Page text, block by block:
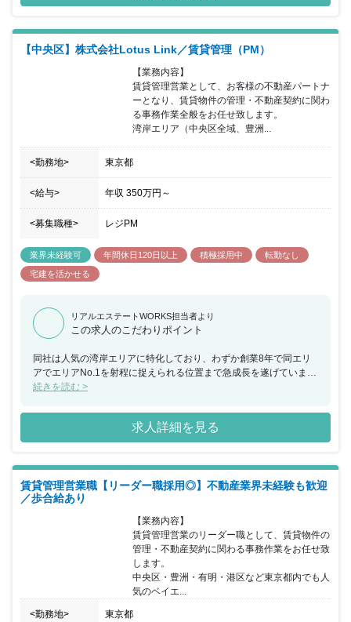
採用し、賃貸物件のオーナー様や入居者様へ満足度の高いサービス
考えております。また、給与面や休暇、充実の福利厚生など働きや
すい環境も整っており、転職による環境改善やキャリアアップを目
【中央区】株式会社Lotus Link／賃貸管理（PM）
【業務内容】
賃貸管理営業として、お客様の不動産パートナ
ーとなり、賃貸物件の管理・不動産契約に関わ
る事務作業全般をお任せ致します。
湾岸エリア（中央区全域、豊洲...
<勤務地> 東京都
<給与> 年収 350万円 ～
<募集職種> レジPM
業界未経験可 年間休日120日以上 積極採用中
転勤なし
宅建を活かせる
リアルエステートWORKS担当者より
この求人のこだわりポイント
同社は人気の湾岸エリアに特化しており、わずか創業8年で同エリ
アでエリアNo.1を射程に捉えられる位置まで急成長を遂げていま
す。社員の平均年齢も28歳と若手社員が活躍しており、ベンチャー
ています。 業界の経験は一切問いません。現在も不動産業界未経験
の転職組も活躍実績が多数あり、早くから効率よく成功体験を積み
重ねることができる職場の環境がございます。
続きを読む >
求人詳細を見る
賃貸管理営業職【リーダー職採用◎】不動産業界未経験も歓迎
／歩合給あり
【業務内容】
賃貸管理営業のリーダー職として、賃貸物件の
管理・不動産契約に関わる事務作業をお任せ致
します。
中央区・豊洲・有明・港区など東京都内でも人
気のベイエ...
<勤務地> 東京都